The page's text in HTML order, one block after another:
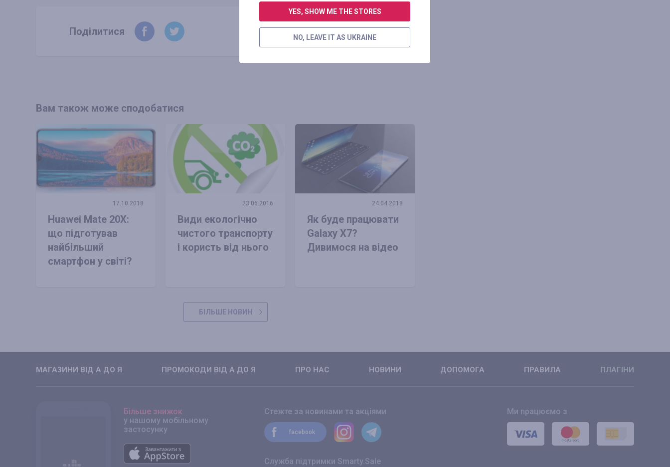
Поділитися
Вам також може сподобатися
17.10.2018
Huawei Mate 20X:
що підготував
найбільший
смартфон у світі?
23.06.2016
Види екологічно
чистого транспорту
і користь від нього
24.04.2018
Як буде працювати
Galaxy X7?
Дивимося на відео
БІЛЬШЕ НОВИН
МАГАЗИНИ ВIД А ДО Я ПРОМОКОДИ ВIД А ДО Я ПРО НАС НОВИНИ ДОПОМОГА ПРАВИЛА ПЛАГІНИ
Більше знижок
у нашому мобільному
застосунку
Ми працюємо з
Стежте за новинами та акціями
facebook
Служба підтримки Smarty.Sale
YES, SHOW ME THE STORES
NO, LEAVE IT AS UKRAINE